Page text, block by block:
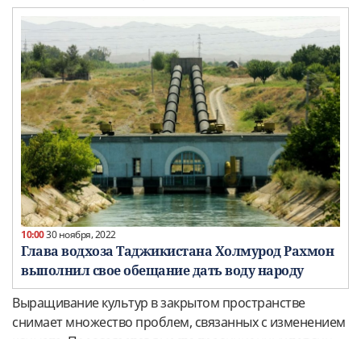
10:0030 ноября, 2022
Глава водхоза Таджикистана Холмурод Рахмон
выполнил свое обещание дать воду народу
Выращивание культур в закрытом пространстве
снимает множество проблем, связанных с изменением